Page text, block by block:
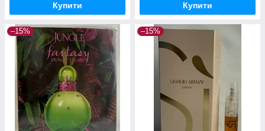
Купити Купити
–15% –15%